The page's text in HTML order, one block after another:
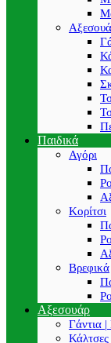
Παιδικά
Αγόρι
Κορίτσι
Βρεφικά
Αξεσουάρ
Γάντια
Κάλτσες